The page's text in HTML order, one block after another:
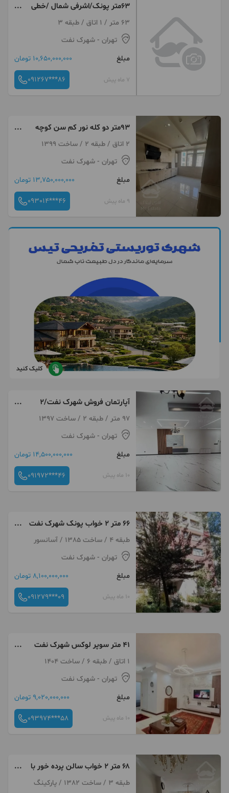
63متر پونک/اشرفی شمال /خطی
آفتابگیر
63 متر / 1 اتاق / طبقه 3
تهران - شهرک نفت
مبلغ
10,650,000,000 تومان
7 ماه پیش 091267***86
۹۳متر دو کله نور کم سن کوچه
های پایین نفت
2 اتاق / طبقه 2 / ساخت 1399
تهران - شهرک نفت
مبلغ
13,750,000,000 تومان
9 ماه پیش 093014***46
کلیک کنید
آپارتمان فروش شهرک نفت/۲
خوابه/۶ سال ساخت
97 متر / طبقه 2 / ساخت 1397
تهران - شهرک نفت
مبلغ
14,500,000,000 تومان
10 ماه پیش 091972***46
۶۶ متر ۲ خواب پونک شهرک نفت
با تمامی امکانات
طبقه 4 / ساخت 1385 / آسانسور
تهران - شهرک نفت
مبلغ
8,100,000,000 تومان
10 ماه پیش 091279***09
۴۱ متر سوپر لوکس شهرک نفت
پونک1 اتاق / طبقه 6 / ساخت 1404
تهران - شهرک نفت
مبلغ
9,020,000,000 تومان
10 ماه پیش 093974***58
۶۸ متر ۲ خواب سالن پرده خور با
پارکینگ وانباری
طبقه 3 / ساخت 1382 / پارکینگ